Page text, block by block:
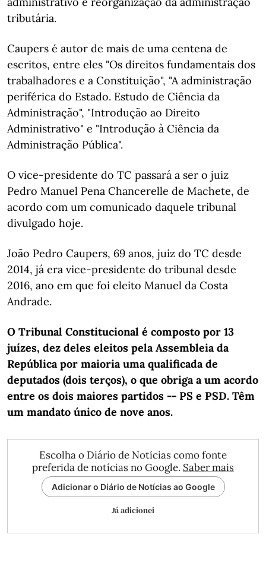
tributária.
Caupers é autor de mais de uma centena de
escritos, entre eles "Os direitos fundamentais dos
trabalhadores e a Constituição", "A administração
periférica do Estado. Estudo de Ciência da
Administração", "Introdução ao Direito
Administrativo" e "Introdução à Ciência da
Administração Pública".
O vice-presidente do TC passará a ser o juiz
Pedro Manuel Pena Chancerelle de Machete, de
acordo com um comunicado daquele tribunal
divulgado hoje.
João Pedro Caupers, 69 anos, juiz do TC desde
2014, já era vice-presidente do tribunal desde
2016, ano em que foi eleito Manuel da Costa
Andrade.
O Tribunal Constitucional é composto por 13
juízes, dez deles eleitos pela Assembleia da
República por maioria uma qualificada de
deputados (dois terços), o que obriga a um acordo
entre os dois maiores partidos -- PS e PSD. Têm
um mandato único de nove anos.
Escolha o Diário de Notícias como fonte
preferida de notícias no Google. Saber mais
Adicionar o Diário de Notícias ao Google
Já adicionei